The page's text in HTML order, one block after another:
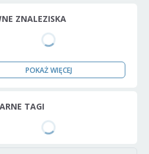
ZNALEZISKA
POKAŻ WIĘCEJ
TAGI